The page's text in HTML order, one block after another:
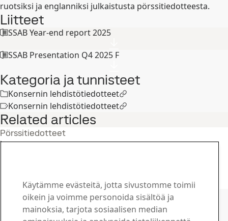
ruotsiksi ja englanniksi julkaistusta pörssitiedotteesta.
Liitteet
SSAB Year-end report 2025
SSAB Presentation Q4 2025 F
Kategoria ja tunnisteet
Konsernin lehdistötiedotteet
Konsernin lehdistötiedotteet
Related articles
Pörssitiedotteet
Year-end report 2025
Ota yhteyttä SSAB:hen
Käytämme evästeitä, jotta sivustomme toimii
oikein ja voimme personoida sisältöä ja
mainoksia, tarjota sosiaalisen median